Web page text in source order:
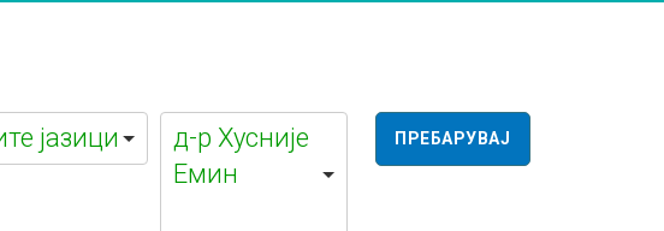
д-р Хусније
Емин